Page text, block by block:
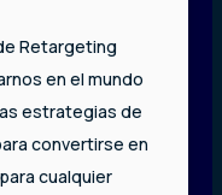
Retargeting
en el mundo
estrategias de
convertirse en
cualquier